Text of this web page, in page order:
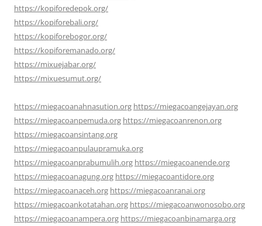
https://kopiforedepok.org/
https://kopiforebali.org/
https://kopiforebogor.org/
https://kopiforemanado.org/
https://mixuejabar.org/
https://mixuesumut.org/
https://miegacoanahnasution.org https://miegacoangejayan.org
https://miegacoanpemuda.org https://miegacoanrenon.org
https://miegacoansintang.org
https://miegacoanpulaupramuka.org
https://miegacoanprabumulih.org https://miegacoanende.org
https://miegacoanagung.org https://miegacoantidore.org
https://miegacoanaceh.org https://miegacoanranai.org
https://miegacoankotatahan.org https://miegacoanwonosobo.org
https://miegacoanampera.org https://miegacoanbinamarga.org